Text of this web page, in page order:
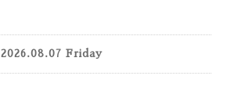
2026.08.07 Friday